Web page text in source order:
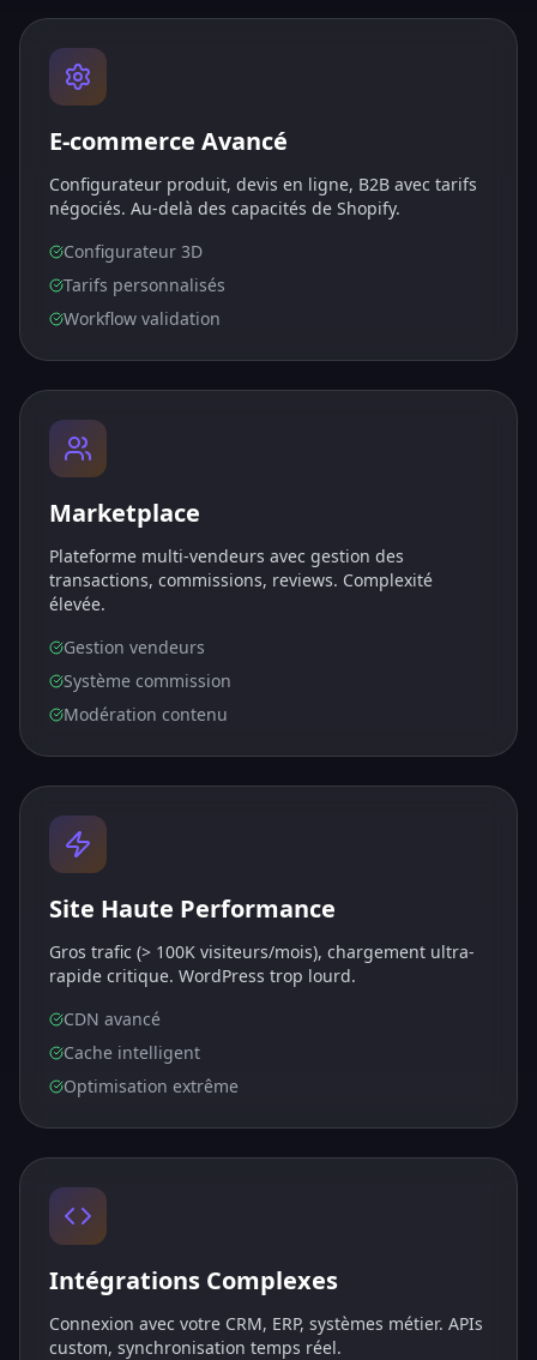
E-commerce Avancé
Configurateur produit, devis en ligne, B2B avec tarifs
négociés. Au-delà des capacités de Shopify.
Configurateur 3D
Tarifs personnalisés
Workflow validation
Marketplace
Plateforme multi-vendeurs avec gestion des
transactions, commissions, reviews. Complexité
élevée.
Gestion vendeurs
Système commission
Modération contenu
Site Haute Performance
Gros trafic (> 100K visiteurs/mois), chargement ultra-
rapide critique. WordPress trop lourd.
CDN avancé
Cache intelligent
Optimisation extrême
Intégrations Complexes
Connexion avec votre CRM, ERP, systèmes métier. APIs
custom, synchronisation temps réel.